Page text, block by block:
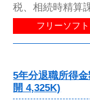
税、相続時精算
フリーソフト
5年分退職所得
開 4,325K)